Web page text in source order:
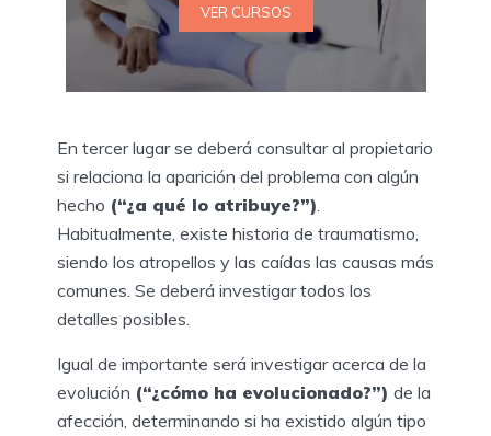
VER CURSOS
En tercer lugar se deberá consultar al propietario
si relaciona la aparición del problema con algún
hecho (“¿a qué lo atribuye?”)
Habitualmente, existe historia de traumatismo,
siendo los atropellos y las caídas las causas más
comunes. Se deberá investigar todos los
detalles posibles.
Igual de importante será investigar acerca de la
evolución (“¿cómo ha evolucionado?”) de la
afección, determinando si ha existido algún tipo